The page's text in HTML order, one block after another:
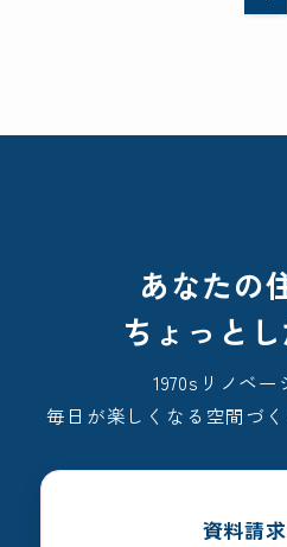
あなたの
ちょっと
1970sリノベー
毎日が楽しくなる空間づ
資料請